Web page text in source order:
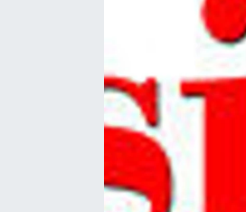
Teknoloji
Tokat Haberleri